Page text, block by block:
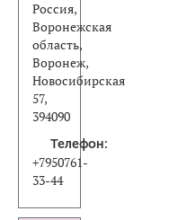
Россия,
Воронежская
область,
Воронеж,
Новосибирская
57,
394090
Телефон:
+7950761-
33-44